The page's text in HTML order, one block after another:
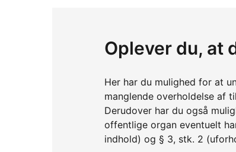
Oplever du, at
Her har du mulighed for at
manglende overholdelse af
Derudover har du også
offentlige organ eventuelt
indhold) og § 3, stk. 2